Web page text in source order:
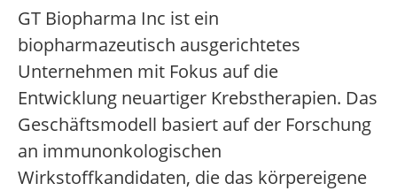
GT Biopharma Inc ist ein
biopharmazeutisch ausgerichtetes
Unternehmen mit Fokus auf die
Entwicklung neuartiger Krebstherapien. Das
Geschäftsmodell basiert auf der Forschung
an immunonkologischen
Wirkstoffkandidaten, die das körpereigene